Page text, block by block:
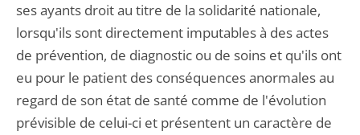
ses ayants droit au titre de la solidarité nationale,
lorsqu'ils sont directement imputables à des actes
de prévention, de diagnostic ou de soins et qu'ils ont
eu pour le patient des conséquences anormales au
regard de son état de santé comme de l'évolution
prévisible de celui-ci et présentent un caractère de